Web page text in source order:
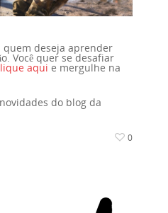
quem deseja aprender
Você quer se desafiar
aqui e mergulhe na
do blog da
0